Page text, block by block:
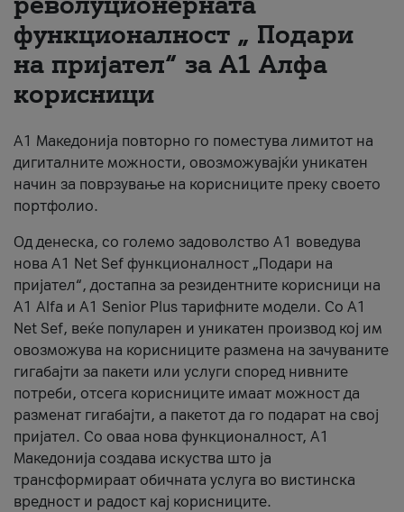
За нас
#ПодобарОнлајн
функционалност „ Подари
на пријател“ за А1 Алфа
корисници
А1 Македонија повторно го поместува лимитот на
дигиталните можности, овозможувајќи уникатен
начин за поврзување на корисниците преку своето
портфолио.
Од денеска, со големо задоволство А1 воведува
нова A1 Net Sef функционалност „Подари на
пријател“, достапна за резидентните корисници на
А1 Alfa и A1 Senior Plus тарифните модели. Со A1
Net Sef, веќе популарен и уникатен производ кој им
овозможува на корисниците размена на зачуваните
гигабајти за пакети или услуги според нивните
потреби, отсега корисниците имаат можност да
разменат гигабајти, а пакетот да го подарат на свој
пријател. Со оваа нова функционалност, А1
Македонија создава искуства што ја
трансформираат обичната услуга во вистинска
вредност и радост кај корисниците.